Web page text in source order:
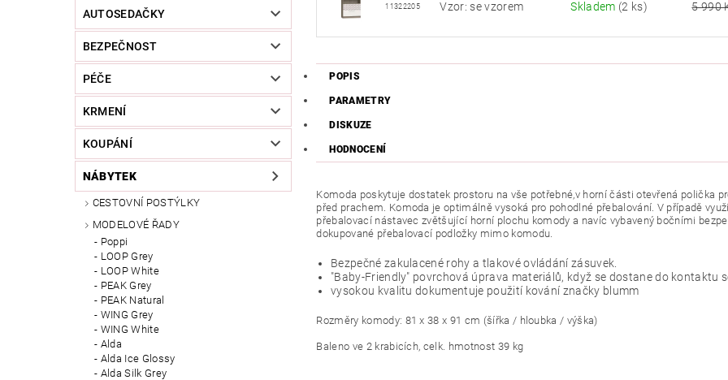
AUTOSEDAČKY
BEZPEČNOST
PÉČE
KRMENÍ
KOUPÁNÍ
NÁBYTEK
CESTOVNÍ POSTÝLKY
MODELOVÉ ŘADY
Poppi
LOOP Grey
LOOP White
PEAK Grey
PEAK Natural
WING Grey
WING White
Alda
Alda Ice Glossy
Alda Silk Grey
11322205 Vzor: se vzorem Skladem (2 ks) 5 990
POPIS
PARAMETRY
DISKUZE
HODNOCENÍ
Komoda poskytuje dostatek prostoru na vše potřebné,v horní části otevřená polička
před prachem. Komoda je optimálně vysoká pro pohodlné přebalování. V případě
přebalovací nástavec zvětšující horní plochu komody a navíc vybavený bočními
dokupované přebalovací podložky mimo komodu.
Bezpečné zakulacené rohy a tlakové ovládání zásuvek.
"Baby-Friendly" povrchová úprava materiálů, když se dostane do kontaktu
vysokou kvalitu dokumentuje použití kování značky blumm
Rozměry komody: 81 x 38 x 91 cm (šířka / hloubka / výška)
Baleno ve 2 krabicích, celk. hmotnost 39 kg